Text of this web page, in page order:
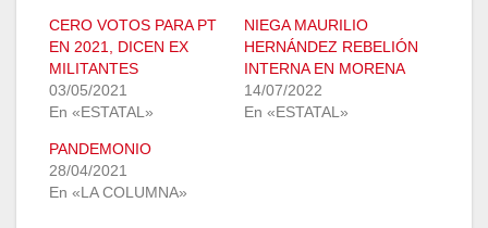
CERO VOTOS PARA PT
EN 2021, DICEN EX
MILITANTES
03/05/2021
En «ESTATAL»
NIEGA MAURILIO
HERNÁNDEZ REBELIÓN
INTERNA EN MORENA
14/07/2022
En «ESTATAL»
PANDEMONIO
28/04/2021
En «LA COLUMNA»